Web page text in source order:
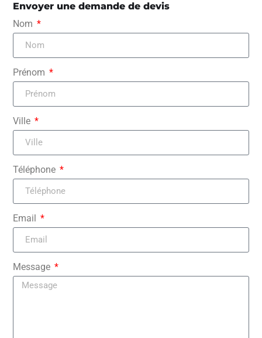
Envoyer une demande de devis
Nom
Prénom
Ville
Téléphone
Email
Message